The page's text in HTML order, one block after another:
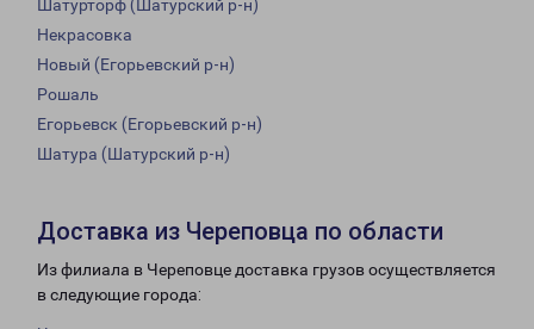
Шатурторф (Шатурский р-н)
Некрасовка
Новый (Егорьевский р-н)
Рошаль
Егорьевск (Егорьевский р-н)
Шатура (Шатурский р-н)
Доставка из Череповца по области
Из филиала в Череповце доставка грузов осуществляется
в следующие города: